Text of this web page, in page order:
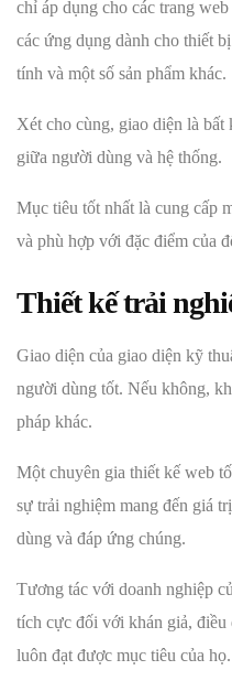
chỉ áp dụng cho các trang
các ứng dụng dành cho thiết
tính và một số sản phẩm khác.
Xét cho cùng, giao diện là
giữa người dùng và hệ thống.
Mục tiêu tốt nhất là cung cấp
và phù hợp với đặc điểm của
Thiết kế trải
Giao diện của giao diện kỹ
người dùng tốt. Nếu không,
pháp khác.
Một chuyên gia thiết kế web
sự trải nghiệm mang đến giá
dùng và đáp ứng chúng.
Tương tác với doanh nghiệp
tích cực đối với khán giả, điều
luôn đạt được mục tiêu của họ.